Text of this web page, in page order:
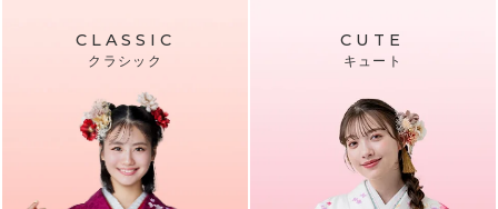
CLASSIC
クラシック
CUTE
キュート